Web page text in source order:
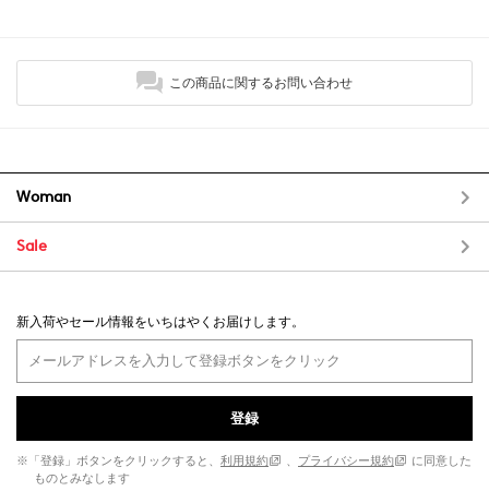
この商品に関するお問い合わせ
Woman
Sale
新入荷やセール情報をいちはやくお届けします。
登録
※「登録」ボタンをクリックすると、 利用規約 、 プライバシー規約
に同意した
ものとみなします